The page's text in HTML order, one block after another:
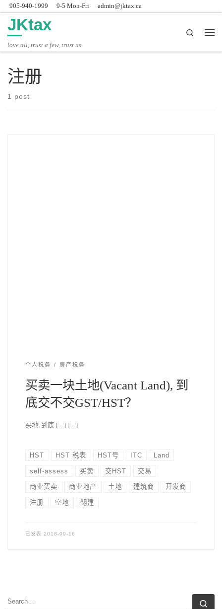
Skip to content
905-940-1999 9-5 Mon-Fri admin@jktax.ca
JKtax
love all, trust a few, trust us.
Search
注册
1 post
个人税务 房产税务
买卖一块土地(Vacant Land), 到
底交不交GST/HST？
买地, 到底 […] […]
HST HST 税表 HST号 ITC Land
self-assess 买卖 交HST 交易
商业买卖 商业地产 土地 建筑商 开发商
注册 空地 翻建
已发表 2018-09-16
SEARCH